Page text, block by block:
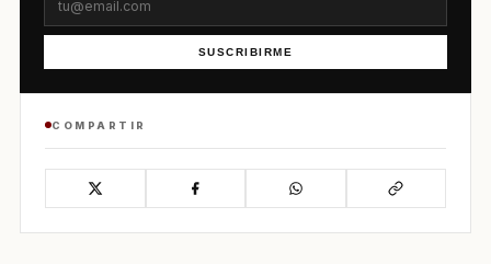
SUSCRIBIRME
COMPARTIR